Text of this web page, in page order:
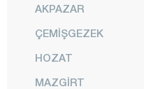
AKPAZAR
ÇEMİŞGEZEK
HOZAT
MAZGİRT